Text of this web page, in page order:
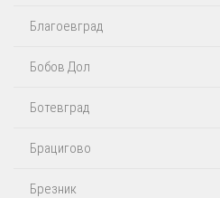
Благоевград
Бобов Дол
Ботевград
Брацигово
Брезник